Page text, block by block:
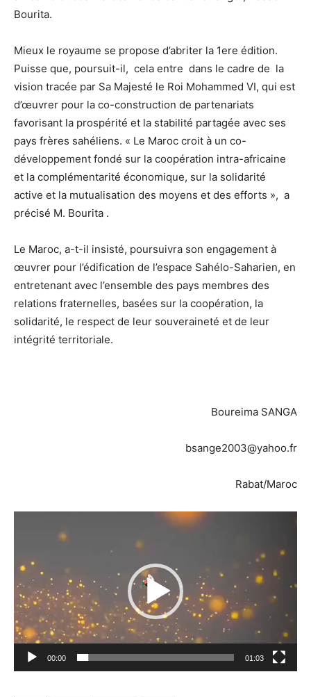
Bourita.
Mieux le royaume se propose d’abriter la 1ere édition.
Puisse que, poursuit-il, cela entre dans le cadre de la
vision tracée par Sa Majesté le Roi Mohammed VI, qui est
d’œuvrer pour la co-construction de partenariats
favorisant la prospérité et la stabilité partagée avec ses
pays frères sahéliens. « Le Maroc croit à un co-
développement fondé sur la coopération intra-africaine
et la complémentarité économique, sur la solidarité
active et la mutualisation des moyens et des efforts », a
précisé M. Bourita .
Le Maroc, a-t-il insisté, poursuivra son engagement à
œuvrer pour l’édification de l’espace Sahélo-Saharien, en
entretenant avec l’ensemble des pays membres des
relations fraternelles, basées sur la coopération, la
solidarité, le respect de leur souveraineté et de leur
intégrité territoriale.
Boureima SANGA
bsange2003@yahoo.fr
Rabat/Maroc
Lecteur
00:00 01:03